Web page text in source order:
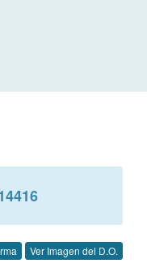
Ver Imagen del D.O.